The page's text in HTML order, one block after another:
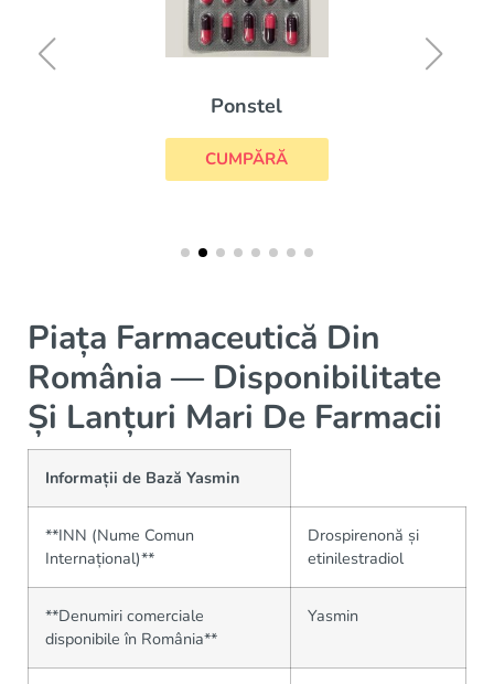
Ponstel
CUMPĂRĂ
Piața Farmaceutică Din
România — Disponibilitate
Și Lanțuri Mari De Farmacii
Informații de Bază Yasmin
**INN (Nume Comun
Internațional)**
Drospirenonă și
etinilestradiol
**Denumiri comerciale
disponibile în România**
Yasmin